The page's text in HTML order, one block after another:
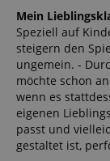
Mein
Speziell auf
steigern den
ungemein. -
möchte schon
wenn es
eigenen
passt und
gestaltet ist,